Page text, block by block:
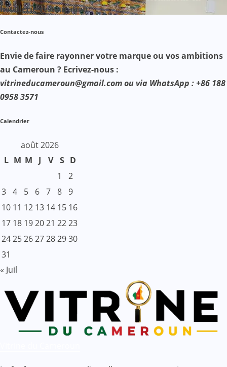
hôtellerie-restauration
Contactez-nous
Envie de faire rayonner votre marque ou vos ambitions
au Cameroun ? Ecrivez-nous :
vitrineducameroun@gmail.com ou via WhatsApp : +86 188
0958 3571
Calendrier
août 2026
L M M J V S D
1
2
3 4 5 6 7 8 9
10 11 12 13 14 15 16
17 18 192021 2223
24252627282930
31
« Juil